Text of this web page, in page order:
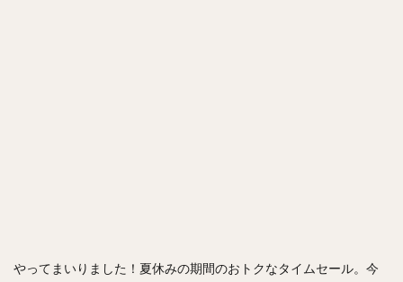
やってまいりました！夏休みの期間のおトクなタイムセール。今